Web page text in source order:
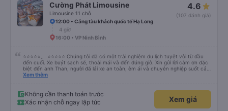
Cường Phát Limousine
Limousine 11 chỗ
4.6
(107 đánh giá)
12:00 • Cảng tàu khách quốc tế Hạ Long
4 giờ
16:00 • VP Ninh Bình
⭐⭐⭐⭐⭐。 ⭐⭐⭐⭐⭐ Chúng tôi đã có một trải nghiệm du lịch tuyệt vời từ đầu
đến cuối. Xe buýt sạch sẽ, thoải mái và đến đúng giờ. Xin gửi lời cảm ơn đặc
biệt đến anh Than, người đã lái xe an toàn, êm ái và chuyên nghiệp suốt cả
hành trình. Sự cẩn thận của anh ấy khiến chúng tôi cảm thấy thoải mái và
và luôn nhanh chóng trả lời các câu hỏi của chúng tôi. Mọi thứ đều được tổ
chức tốt, khiến chuyến đi của chúng tôi suôn sẻ, thú vị và hoàn toàn không
căng thẳng. Chúng tôi thực sự đánh giá cao dịch vụ tuyệt vời và rất khuyến
Xem thêm
Không cần thanh toán trước
Xác nhận chỗ ngay lập tức
Xem giá